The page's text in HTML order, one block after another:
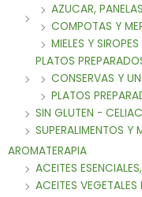
AZUCAR,
COMPOTAS Y
MIELES Y SIROPES
PLATOS
CONSERVAS Y
PLATOS
SIN GLUTEN -
SUPERALIMENTOS Y
AROMATERAPIA
ACEITES
ACEITES